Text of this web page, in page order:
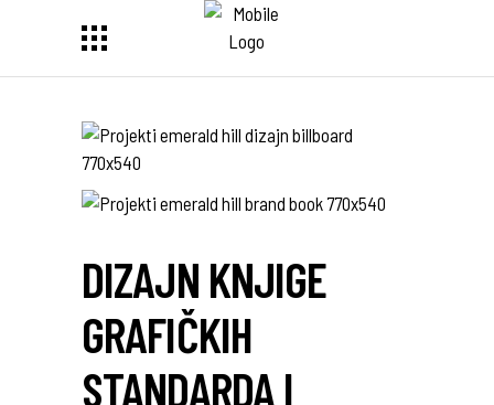
DIZAJN KNJIGE
GRAFIČKIH
STANDARDA I